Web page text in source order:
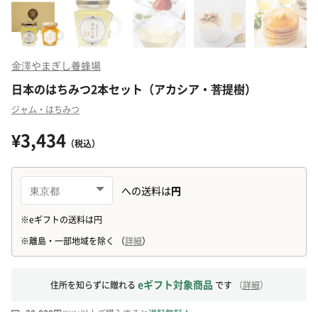
金澤やまぎし養蜂場
日本のはちみつ2本セット（アカシア・菩提樹）
ジャム・はちみつ
¥3,434 （税込）
住所を知らずに贈れる eギフト対象商品 です （詳細）